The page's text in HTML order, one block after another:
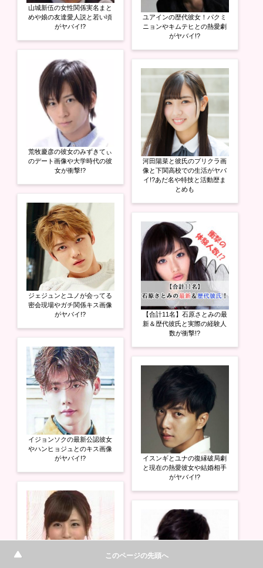
山城新伍の女性関係実名まと
めや娘の友達愛人説と若い頃
がヤバイ!?
荒牧慶彦の彼女のみずきてぃ
のデート画像や大学時代の彼
女が衝撃!?
ジェジュンとユノが会ってる
密会現場やガチ関係キス画像
がヤバイ!?
イジョンソクの最新公認彼女
やハンヒョジュとのキス画像
がヤバイ!?
ユアインの歴代彼女！パクミ
ニョンやキムテヒとの熱愛劇
がヤバイ!?
河田陽菜と彼氏のプリクラ画
像と下関高校での生活がヤバ
イ!?あだ名や特技と活動歴ま
とめも
【合計11名】石原さとみの最
新＆歴代彼氏と実際の経験人
数が衝撃!?
イスンギとユナの復縁破局劇
と現在の熱愛彼女や結婚相手
がヤバイ!?
このページの先頭へ